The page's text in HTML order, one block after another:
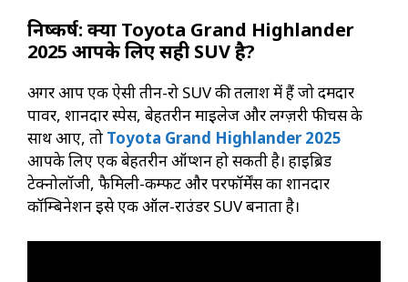
निष्कर्ष: क्या Toyota Grand Highlander
2025 आपके लिए सही SUV है?
अगर आप एक ऐसी तीन-रो SUV की तलाश में हैं जो दमदार
पावर, शानदार स्पेस, बेहतरीन माइलेज और लग्ज़री फीचर्स के
साथ आए, तो Toyota Grand Highlander 2025
आपके लिए एक बेहतरीन ऑप्शन हो सकती है। हाइब्रिड
टेक्नोलॉजी, फैमिली-कम्फर्ट और परफॉर्मेंस का शानदार
कॉम्बिनेशन इसे एक ऑल-राउंडर SUV बनाता है।